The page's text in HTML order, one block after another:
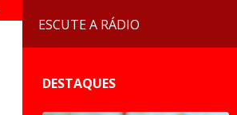
ESCUTE A RÁDIO
DESTAQUES